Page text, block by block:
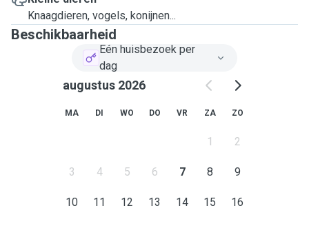
Knaagdieren, vogels, konijnen...
Beschikbaarheid
Eén huisbezoek per
dag
augustus 2026
MA DI WO DO VR ZA ZO
1 2
3 4 5 6 7 8 9
10 11 12 13 14 15 16